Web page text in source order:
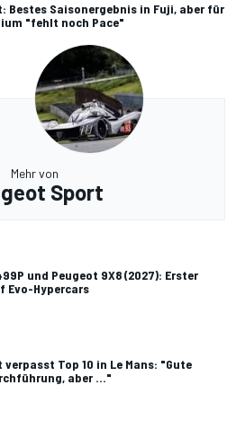
Bestes Saisonergebnis in Fuji, aber für
"fehlt noch Pace"
Mehr von
Sport
und Peugeot 9X8 (2027): Erster
Evo-Hypercars
verpasst Top 10 in Le Mans: "Gute
aber ..."